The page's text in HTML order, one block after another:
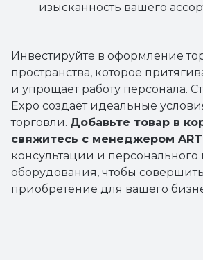
изысканность вашего
Инвестируйте в оформление
пространства, которое
и упрощает работу персонала.
Expo создаёт идеальные
торговли. Добавьте товар в
свяжитесь с менеджером ART
консультации и персонального
оборудования, чтобы
приобретение для вашего